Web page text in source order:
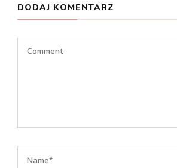
DODAJ KOMENTARZ